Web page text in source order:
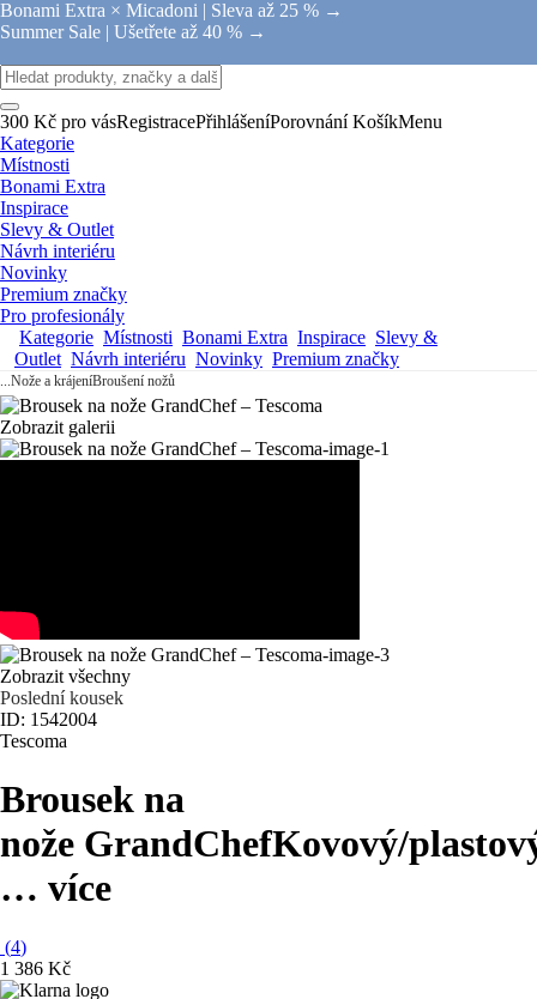
Bonami Extra × Micadoni | Sleva až 25 % →
Summer Sale | Ušetřete až 40 % →
300 Kč pro vásRegistracePřihlášeníPorovnání KošíkMenu
Kategorie
Místnosti
Bonami Extra
Inspirace
Slevy & Outlet
Návrh interiéru
Novinky
Premium značky
Pro profesionály
Kategorie Místnosti Bonami Extra Inspirace Slevy &
Outlet Návrh interiéru Novinky Premium značky
...Nože a krájeníBroušení nožů
Zobrazit galerii
Zobrazit všechny
Poslední kousek
ID: 1542004
Tescoma
Brousek na
nože GrandChefKovový/
… více
(4)
1 386 Kč